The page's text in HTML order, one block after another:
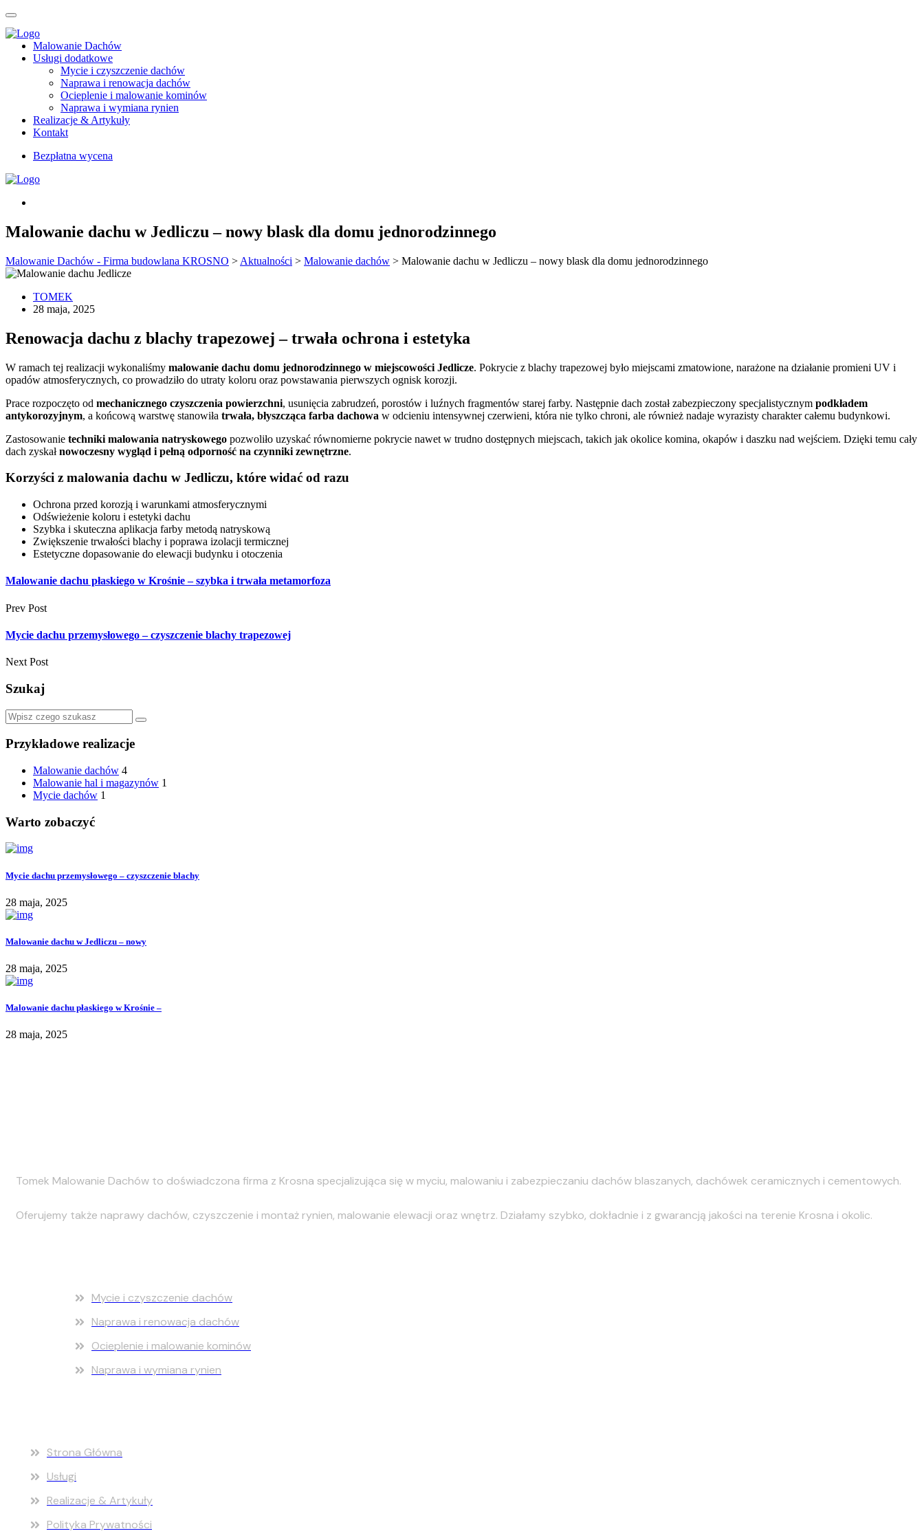
Malowanie Dachów
Usługi dodatkowe
Mycie i czyszczenie dachów
Naprawa i renowacja dachów
Ocieplenie i malowanie kominów
Naprawa i wymiana rynien
Realizacje & Artykuły
Kontakt
Bezpłatna wycena
Malowanie dachu w Jedliczu – nowy blask dla domu jednorodzinnego
Malowanie Dachów - Firma budowlana KROSNO > Aktualności > Malowanie dachów > Malowanie dachu w Jedliczu – nowy blask dla domu jednorodzinnego
TOMEK
28 maja, 2025
Renowacja dachu z blachy trapezowej – trwała ochrona i estetyka
W ramach tej realizacji wykonaliśmy malowanie dachu domu jednorodzinnego w miejscowości Jedlicze. Pokrycie z blachy trapezowej było miejscami zmatowione, narażone na działanie promieni UV i
opadów atmosferycznych, co prowadziło do utraty koloru oraz powstawania pierwszych ognisk korozji.
Prace rozpoczęto od mechanicznego czyszczenia powierzchni, usunięcia zabrudzeń, porostów i luźnych fragmentów starej farby. Następnie dach został zabezpieczony specjalistycznym podkładem
antykorozyjnym, a końcową warstwę stanowiła trwała, błyszcząca farba dachowa w odcieniu intensywnej czerwieni, która nie tylko chroni, ale również nadaje wyrazisty charakter całemu budynkowi.
Zastosowanie techniki malowania natryskowego pozwoliło uzyskać równomierne pokrycie nawet w trudno dostępnych miejscach, takich jak okolice komina, okapów i daszku nad wejściem. Dzięki temu cały
dach zyskałnowoczesny wygląd i pełną odporność na czynniki zewnętrzne.
Korzyści z malowania dachu w Jedliczu, które widać od razu
Ochrona przed korozją i warunkami atmosferycznymi
Odświeżenie koloru i estetyki dachu
Szybka i skuteczna aplikacja farby metodą natryskową
Zwiększenie trwałości blachy i poprawa izolacji termicznej
Estetyczne dopasowanie do elewacji budynku i otoczenia
Malowanie dachu płaskiego w Krośnie – szybka i trwała metamorfoza
Prev Post
Mycie dachu przemysłowego – czyszczenie blachy trapezowej
Next Post
Szukaj
Przykładowe realizacje
Malowanie dachów 4
Malowanie hal i magazynów 1
Mycie dachów 1
Warto zobaczyć
Mycie dachu przemysłowego – czyszczenie blachy
28 maja, 2025
Malowanie dachu w Jedliczu – nowy
28 maja, 2025
Malowanie dachu płaskiego w Krośnie –
28 maja, 2025
Tomek Malowanie Dachów to doświadczona firma z Krosna specjalizująca się w myciu, malowaniu i zabezpieczaniu dachów blaszanych, dachówek ceramicznych i cementowych.
Oferujemy także naprawy dachów, czyszczenie i montaż rynien, malowanie elewacji oraz wnętrz. Działamy szybko, dokładnie i z gwarancją jakości na terenie Krosna i okolic.
Mycie i czyszczenie dachów
Naprawa i renowacja dachów
Ocieplenie i malowanie kominów
Naprawa i wymiana rynien
Strona Główna
Usługi
Realizacje & Artykuły
Polityka Prywatności